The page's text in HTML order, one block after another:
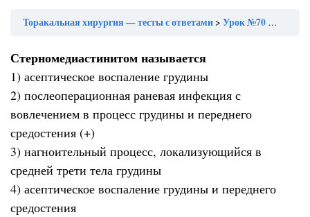
Торакальная хирургия — тесты с ответами Урок №70 «в отличие от рака лёгкого при типичном карциноиде с целью соблюдения онкологического радикализма достаточно выполнить пересечение бронха на расстоянии _________ миллиметров от границы видимого роста опухоли»
Стерномедиастинитом называется
1) асептическое воспаление грудины
2) послеоперационная раневая инфекция с
вовлечением в процесс грудины и переднего
средостения (+)
3) нагноительный процесс, локализующийся в
средней трети тела грудины
4) асептическое воспаление грудины и переднего
средостения